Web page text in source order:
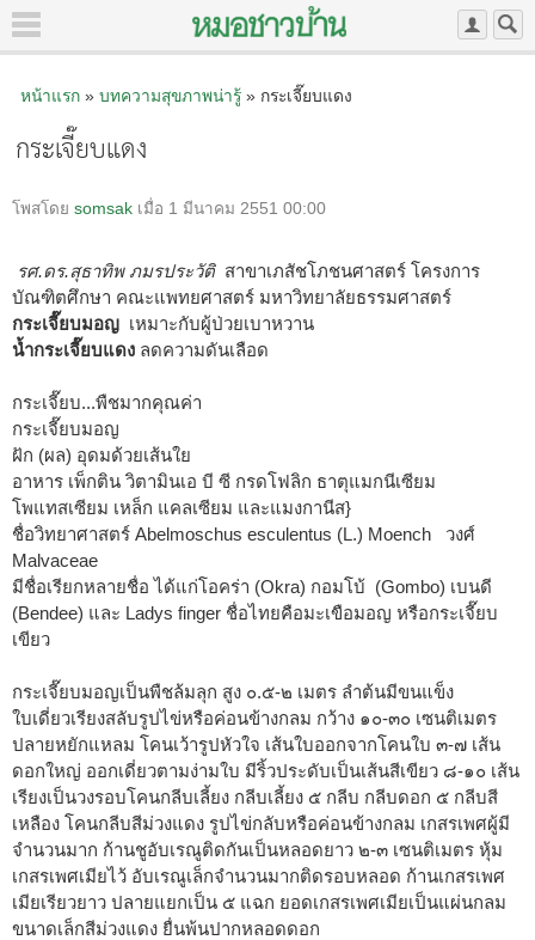
หน้าแรก» บทความสุขภาพน่ารู้» กระเจี๊ยบแดง
กระเจี๊ยบแดง
โพสโดย somsak เมื่อ 1 มีนาคม 2551 00:00
รศ.ดร.สุธาทิพ ภมรประวัติ สาขาเภสัชโภชนศาสตร์ โครงการ
บัณฑิตศึกษา คณะแพทยศาสตร์ มหาวิทยาลัยธรรมศาสตร์
กระเจี๊ยบมอญ เหมาะกับผู้ป่วยเบาหวาน
น้ำกระเจี๊ยบแดง ลดความดันเลือด
กระเจี๊ยบ...พืชมากคุณค่า
กระเจี๊ยบมอญ
ฝัก (ผล) อุดมด้วยเส้นใย
อาหาร เพ็กติน วิตามินเอ บี ซี กรดโฟลิก ธาตุแมกนีเซียม
โพแทสเซียม เหล็ก แคลเซียม และแมงกานีส}
ชื่อวิทยาศาสตร์ Abelmoschus esculentus (L.) Moench วงศ์
Malvaceae
มีชื่อเรียกหลายชื่อ ได้แก่โอคร่า (Okra) กอมโบ้ (Gombo) เบนดี
(Bendee) และ Ladys finger ชื่อไทยคือมะเขือมอญ หรือกระเจี๊ยบ
เขียว
กระเจี๊ยบมอญเป็นพืชล้มลุก สูง ๐.๕-๒ เมตร ลำต้นมีขนแข็ง
ใบเดี่ยวเรียงสลับรูปไข่หรือค่อนข้างกลม กว้าง ๑๐-๓๐ เซนติเมตร
ปลายหยักแหลม โคนเว้ารูปหัวใจ เส้นใบออกจากโคนใบ ๓-๗ เส้น
ดอกใหญ่ ออกเดี่ยวตามง่ามใบ มีริ้วประดับเป็นเส้นสีเขียว ๘-๑๐ เส้น
เรียงเป็นวงรอบโคนกลีบเลี้ยง กลีบเลี้ยง ๕ กลีบ กลีบดอก ๕ กลีบสี
เหลือง โคนกลีบสีม่วงแดง รูปไข่กลับหรือค่อนข้างกลม เกสรเพศผู้มี
จำนวนมาก ก้านชูอับเรณูติดกันเป็นหลอดยาว ๒-๓ เซนติเมตร หุ้ม
เกสรเพศเมียไว้ อับเรณูเล็กจำนวนมากติดรอบหลอด ก้านเกสรเพศ
เมียเรียวยาว ปลายแยกเป็น ๕ แฉก ยอดเกสรเพศเมียเป็นแผ่นกลม
ขนาดเล็กสีม่วงแดง ยื่นพ้นปากหลอดดอก